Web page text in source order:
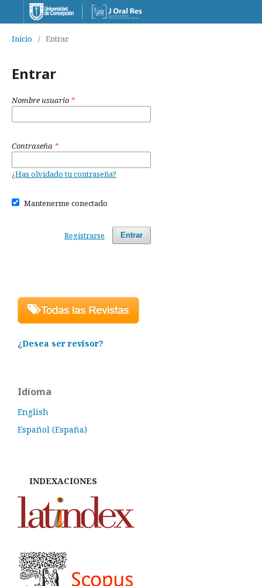
Inicio / Entrar
Entrar
Nombre usuario *
Contraseña *
¿Has olvidado tu contraseña?
Mantenerme conectado
Entrar
Registrarse
¿Desea ser revisor?
Idioma
English
Español (España)
INDEXACIONES